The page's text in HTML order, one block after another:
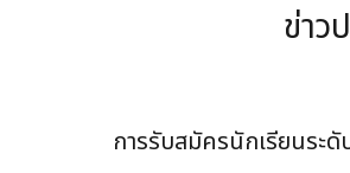
ข่าว
การรับสมัครนักเรียนระ